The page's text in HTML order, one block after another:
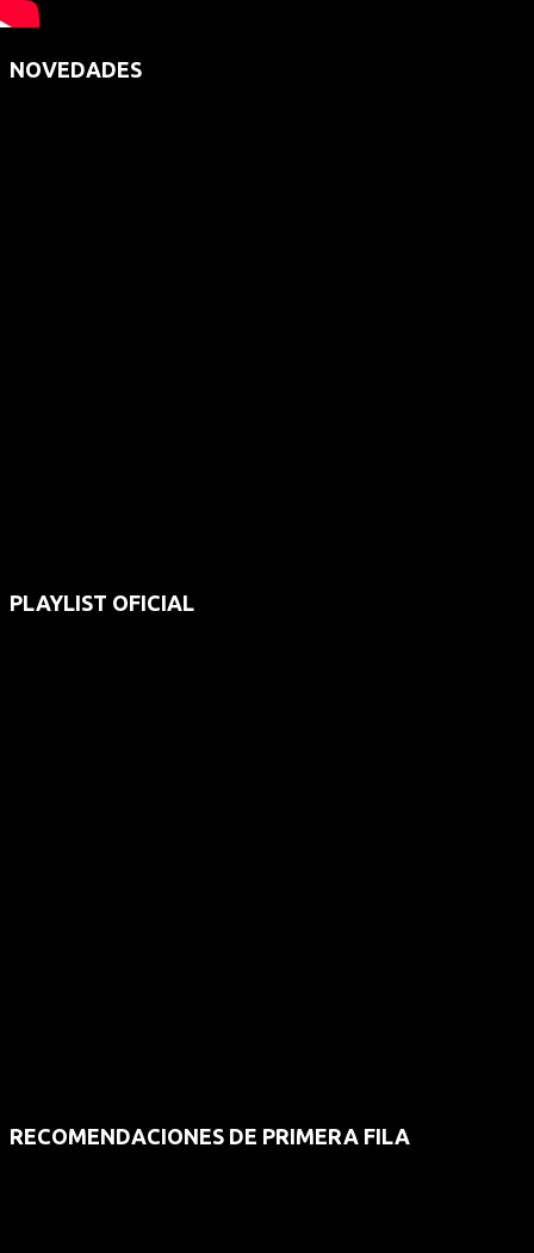
NOVEDADES
PLAYLIST OFICIAL
RECOMENDACIONES DE PRIMERA FILA